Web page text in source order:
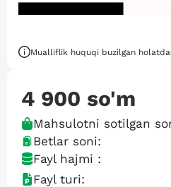
Mualliflik huquqi buzilgan holatda
4 900 so'm
Mahsulotni sotilgan
Betlar soni:
Fayl hajmi :
Fayl turi: